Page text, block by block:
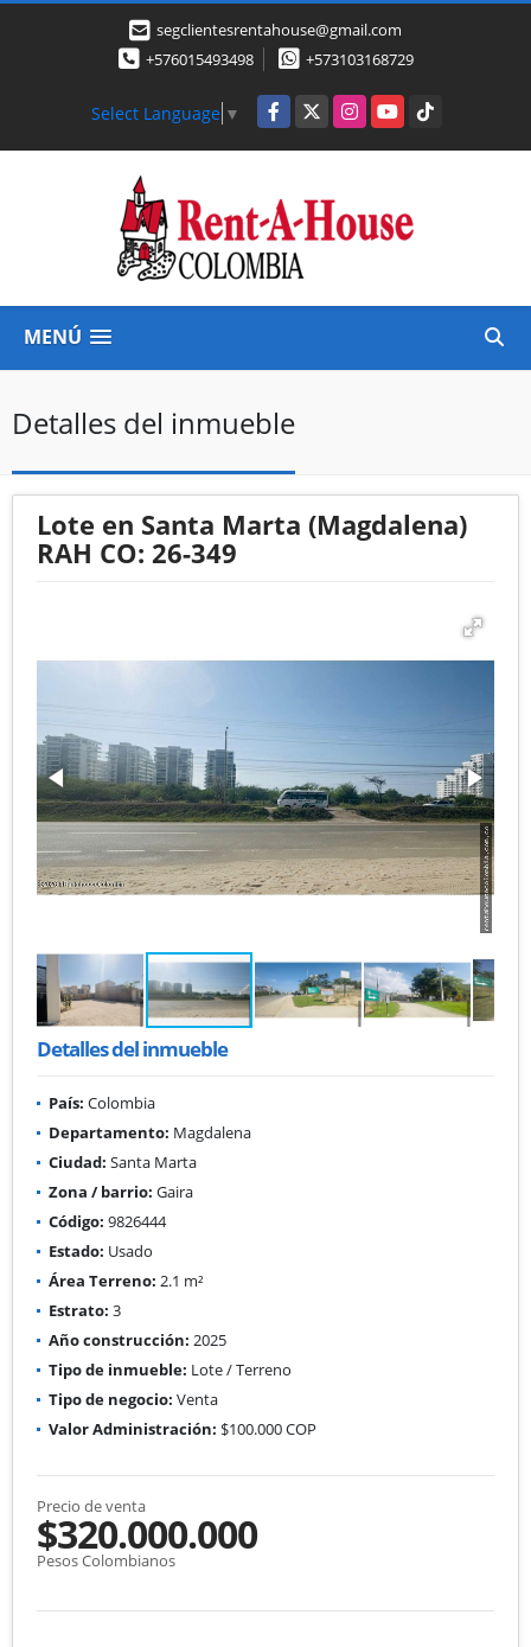
segclientesrentahouse@gmail.com
+576015493498
+573103168729
Select Language ▼ Facebook
X InstagramYouTubeTikTok
MENÚ
Detalles del inmueble
Lote en Santa Marta (Magdalena)
RAH CO: 26-349
Detalles del inmueble
País: Colombia
Departamento: Magdalena
Ciudad: Santa Marta
Zona / barrio: Gaira
Código: 9826444
Estado: Usado
Área Terreno: 2.1 m²
Estrato: 3
Año construcción: 2025
Tipo de inmueble: Lote / Terreno
Tipo de negocio: Venta
Valor Administración: $100.000 COP
Precio de venta
$320.000.000
Pesos Colombianos